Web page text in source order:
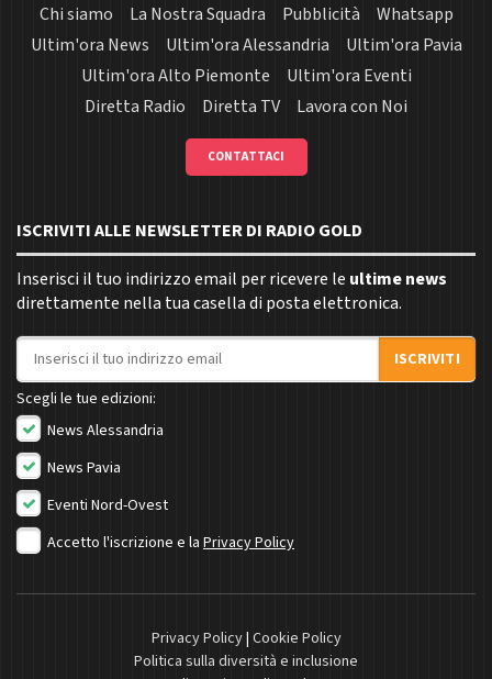
Chi siamo La Nostra Squadra Pubblicità
Whatsapp
Ultim'ora News
Ultim'ora Alessandria
Ultim'ora Pavia
Ultim'ora Alto Piemonte
Ultim'ora Eventi
Diretta Radio
Diretta TV Lavora con Noi
CONTATTACI
ISCRIVITI ALLE NEWSLETTER DI RADIO GOLD
Inserisci il tuo indirizzo email per ricevere le ultime news
direttamente nella tua casella di posta elettronica.
Indirizzo email
ISCRIVITI
Scegli le tue edizioni:
News Alessandria
News Pavia
Eventi Nord-Ovest
Accetto l'iscrizione e la Privacy Policy
Privacy Policy| Cookie Policy
Politica sulla diversità e inclusione